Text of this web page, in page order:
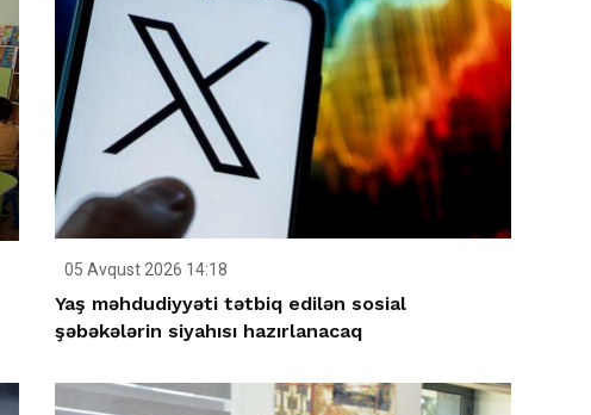
05 Avqust 2026 14:18
Yaş məhdudiyyəti tətbiq edilən sosial
şəbəkələrin siyahısı hazırlanacaq